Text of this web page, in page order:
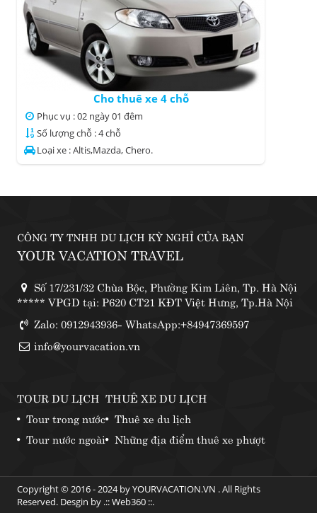
Cho thuê xe 4 chỗ
Phục vụ : 02 ngày 01 đêm
Số lượng chỗ : 4 chỗ
Loại xe : Altis,Mazda, Chero.
CÔNG TY TNHH DU LỊCH KỲ NGHỈ CỦA BẠN
YOUR VACATION TRAVEL
Số 17/231/32 Chùa Bộc, Phường Kim Liên, Tp. Hà Nội
***** VPGD tại: P620 CT21 KĐT Việt Hưng, Tp.Hà Nội
Zalo: 0912943936- WhatsApp:+84947369597
info@yourvacation.vn
TOUR DU LỊCH
Tour trong nước
Tour nước ngoài
THUÊ XE DU LỊCH
Thuê xe du lịch
Những địa điểm thuê xe phượt
Copyright © 2016 - 2024 by YOURVACATION.VN . All Rights
Reserved. Desgin by .::Web360 ::.